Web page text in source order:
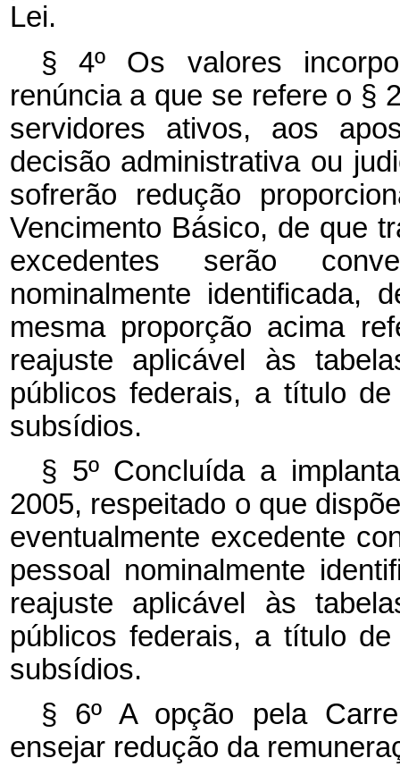
Lei.
§ 4º Os valores
renúncia a que se refere o §
servidores ativos, aos
decisão administrativa ou
sofrerão redução
Vencimento Básico, de que
excedentes serão
nominalmente identificada,
mesma proporção acima
reajuste aplicável às
públicos federais, a título
subsídios.
§ 5º Concluída a
2005, respeitado o que
eventualmente excedente
pessoal nominalmente
reajuste aplicável às
públicos federais, a título
subsídios.
§ 6º A opção pela
ensejar redução da